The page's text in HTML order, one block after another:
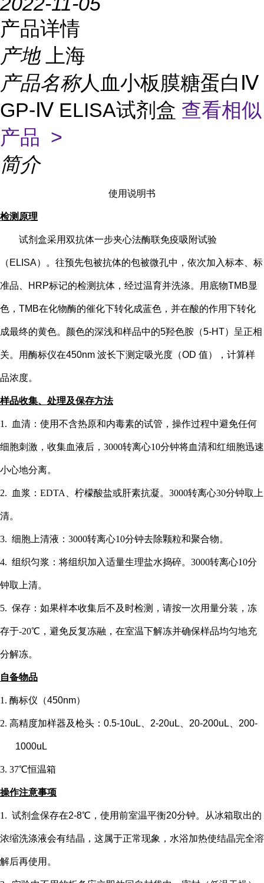
产品详情
产地
上海
产品名称人血小板膜糖蛋白Ⅳ
GP-Ⅳ ELISA试剂盒 查看相似
产品 >
简介
使用说明书
检测原理
试剂盒采用双抗体一步夹心法酶联免疫吸附试验
（ ELISA）。往预先包被抗体的包被微孔中，依次加入标本、标
准品、HRP标记的检测抗体，经过温育并洗涤。用底物TMB显
色，TMB在化物酶的催化下转化成蓝色，并在酸的作用下转化
成最终的黄色。颜色的深浅和样品中的5羟色胺（5-HT） 呈正相
关。用酶标仪在450nm 波长下测定吸光度（OD 值），计算样
品浓度。
样品收集、处理及保存方法
1. 血清：使用不含热原和内毒素的试管，操作过程中避免任何
细胞刺激，收集血液后，3000转离心10分钟将血清和红细胞迅速
小心地分离。
2. 血浆：EDTA、柠檬酸盐或肝素抗凝。3000转离心30分钟取上
清。
3. 细胞上清液：3000转离心10分钟去除颗粒和聚合物。
4. 组织匀浆：将组织加入适量生理盐水捣碎。3000转离心10分
钟取上清。
5. 保存：如果样本收集后不及时检测，请按一次用量分装，冻
存于-20℃，避免反复冻融，在室温下解冻并确保样品均匀地充
分解冻。
自备物品
1. 酶标仪（450nm）
2. 高精度加样器及枪头： 0.5-10uL、2-20uL、20-200uL、200-
1000uL
3. 37℃恒温箱
操作注意事项
1. 试剂盒保存在2-8℃，使用前室温平衡20分钟。从冰箱取出的
浓缩洗涤液会有结晶，这属于正常现象，水浴加热使结晶完全溶
解后再使用。